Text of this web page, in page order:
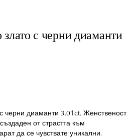
с черни диаманти
черни диаманти 3.01ct. Женственост
от страстта към
да се чувствате уникални.